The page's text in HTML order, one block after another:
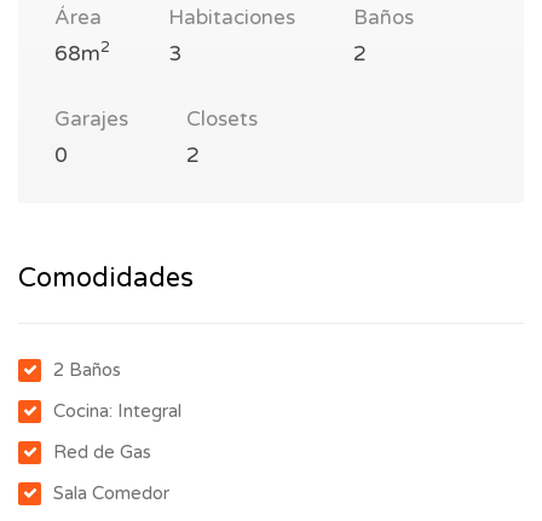
Área
68m2
Habitaciones
3
Baños
2
Garajes
0
Closets
2
Comodidades
2 Baños
Cocina: Integral
Red de Gas
Sala Comedor